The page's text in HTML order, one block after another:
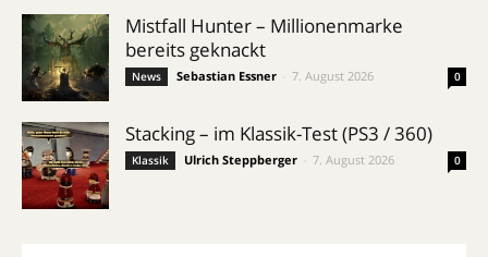
Mistfall Hunter – Millionenmarke
bereits geknackt
News Sebastian Essner 7. August 2026 0
Stacking – im Klassik-Test (PS3 / 360)
Klassik Ulrich Steppberger 7. August 2026 0